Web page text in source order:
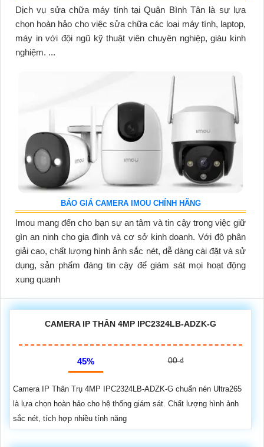
Dịch vụ sửa chữa máy tính tại Quận Bình Tân là sự lựa
chọn hoàn hảo cho việc sửa chữa các loại máy tính, laptop,
máy in với đội ngũ kỹ thuật viên chuyên nghiệp, giàu kinh
nghiệm. ...
BÁO GIÁ CAMERA IMOU CHÍNH HÃNG
Imou mang đến cho bạn sự an tâm và tin cậy trong việc giữ
gìn an ninh cho gia đình và cơ sở kinh doanh. Với độ phân
giải cao, chất lượng hình ảnh sắc nét, dễ dàng cài đặt và sử
dụng, sản phẩm đáng tin cậy để giám sát mọi hoạt động
xung quanh
CAMERA IP THÂN 4MP IPC2324LB-ADZK-G
45% 00 ₫
Camera IP Thân Trụ 4MP IPC2324LB-ADZK-G chuẩn nén Ultra265
là lựa chọn hoàn hảo cho hệ thống giám sát. Chất lượng hình ảnh
sắc nét, tích hợp nhiều tính năng